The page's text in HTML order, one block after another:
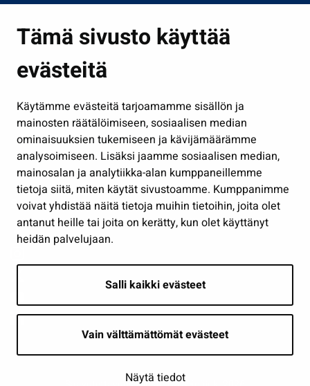
Tämä sivusto käyttää
evästeitä
Käytämme evästeitä tarjoamamme sisällön ja
mainosten räätälöimiseen, sosiaalisen median
ominaisuuksien tukemiseen ja kävijämäärämme
analysoimiseen. Lisäksi jaamme sosiaalisen median,
mainosalan ja analytiikka-alan kumppaneillemme
tietoja siitä, miten käytät sivustoamme. Kumppanimme
voivat yhdistää näitä tietoja muihin tietoihin, joita olet
antanut heille tai joita on kerätty, kun olet käyttänyt
heidän palvelujaan.
Salli kaikki evästeet
Vain välttämättömät evästeet
Näytä tiedot
Kasvatus ja opetus
Kulttuuri ja liikunta
Työ ja yrittäminen
Osallistu ja asioi
Näytä omat evästeasetukseni
Seuraa meitä